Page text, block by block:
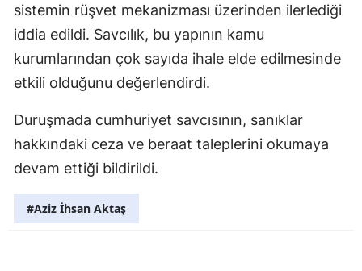
Nevşehir
Rize
Sakarya
sistemin rüşvet mekanizması üzerinden ilerlediği
iddia edildi. Savcılık, bu yapının kamu
kurumlarından çok sayıda ihale elde edilmesinde
etkili olduğunu değerlendirdi.
Duruşmada cumhuriyet savcısının, sanıklar
hakkındaki ceza ve beraat taleplerini okumaya
devam ettiği bildirildi.
#Aziz İhsan Aktaş